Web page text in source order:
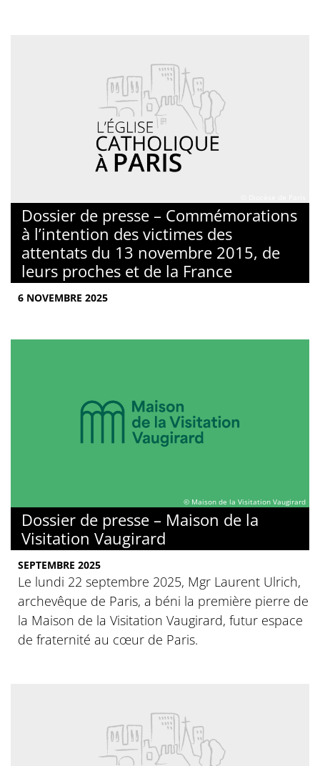
Dossier de presse – Commémorations
à l’intention des victimes des
attentats du 13 novembre 2015, de
leurs proches et de la France
6 NOVEMBRE 2025
© Maison de la Visitation Vaugirard
Dossier de presse – Maison de la
Visitation Vaugirard
SEPTEMBRE 2025
Le lundi 22 septembre 2025, Mgr Laurent Ulrich,
archevêque de Paris, a béni la première pierre de
la Maison de la Visitation Vaugirard, futur espace
de fraternité au cœur de Paris.